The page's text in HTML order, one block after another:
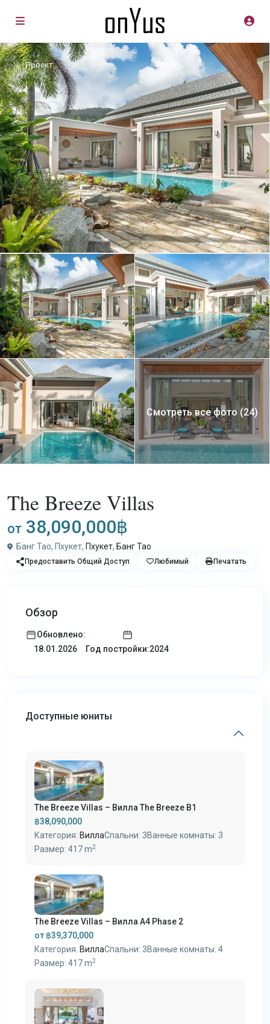
Проект
Смотреть все фото (24)
The Breeze Villas
от 38,090,000฿
Банг Тао, Пхукет, Пхукет, Банг Тао
Предоставить Общий Доступ Любимый Печатать
Обзор
Обновлено:
18.01.2026
Год постройки:2024
Доступные юниты
The Breeze Villas – Вилла The Breeze B1
฿38,090,000
Категория: ВиллаСпальни: 3Ванные комнаты: 3
Размер: 417 m2
The Breeze Villas – Вилла A4 Phase 2
от ฿39,370,000
Категория: ВиллаСпальни: 3Ванные комнаты: 4
Размер: 417 m2